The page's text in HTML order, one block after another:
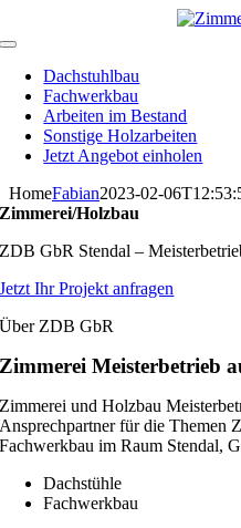
Inhalt
Toggle
NavigationDachstuhlbau
Fachwerkbau
Arbeiten im Bestand
Sonstige Holzarbeiten
Jetzt Angebot einholen
HomeFabian2023-02-
Zimmerei/Holzbau
ZDB GbR Stendal –
Jetzt Ihr Projekt anfragen
Über ZDB GbR
Zimmerei Meisterbetrieb
Zimmerei und Holzbau
Ansprechpartner für die Themen
Fachwerkbau im Raum Stendal,
Dachstühle
Fachwerkbau